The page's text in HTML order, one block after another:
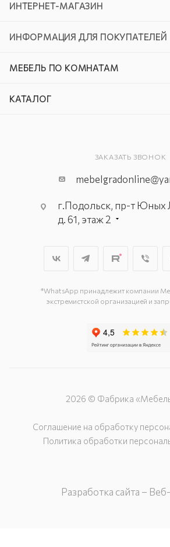
ИНТЕРНЕТ-МАГАЗИН
ИНФОРМАЦИЯ ДЛЯ ПОКУПАТЕЛЕЙ
МЕБЕЛЬ ПО КОМНАТАМ
КАТАЛОГ
ЗАКАЗАТЬ ЗВОНОК
г.Подольск, пр-т Юных
д. 61, этаж 2
г. Подольск, ул.
*WhatsApp принадлежит компании
экстремистской организацией и
2026 © Фабрика
Соглашение на обработку
Политика обработки
Разработка сайта –